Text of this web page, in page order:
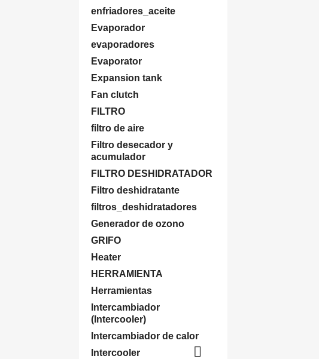
enfriadores_aceite
Evaporador
evaporadores
Evaporator
Expansion tank
Fan clutch
FILTRO
filtro de aire
Filtro desecador y
acumulador
FILTRO DESHIDRATADOR
Filtro deshidratante
filtros_deshidratadores
Generador de ozono
GRIFO
Heater
HERRAMIENTA
Herramientas
Intercambiador
(Intercooler)
Intercambiador de calor
Intercooler
